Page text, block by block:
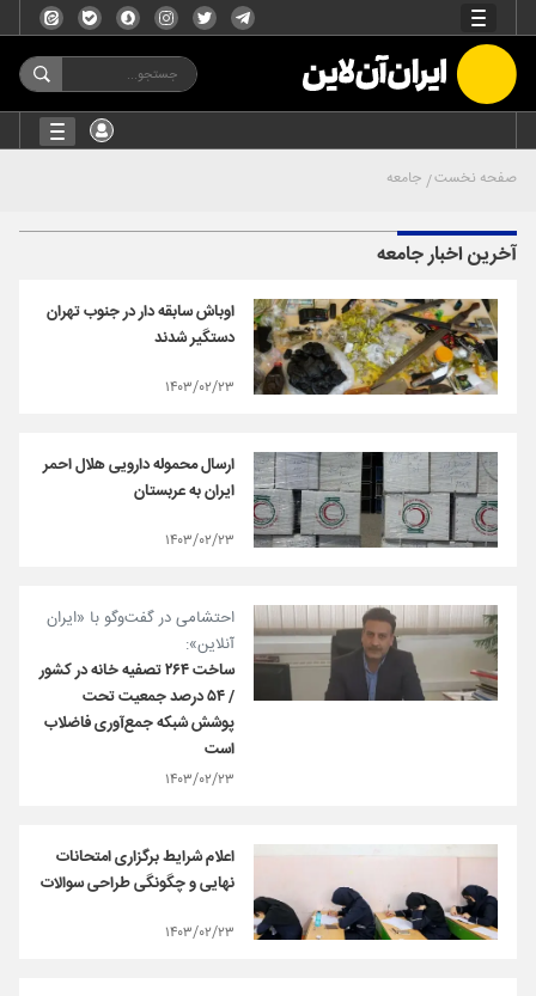
صفحه نخست جامعه
آخرین اخبار جامعه
اوباش سابقه دار در جنوب تهران
دستگیر شدند
۱۴۰۳/۰۲/۲۳
ارسال محموله دارویی هلال احمر
ایران به عربستان
۱۴۰۳/۰۲/۲۳
احتشامی در گفت‌وگو با «ایران
آنلاین»:
ساخت ۲۶۴ تصفیه خانه در کشور
/ ۵۴ درصد جمعیت تحت
پوشش شبکه جمع‌آوری فاضلاب
است
۱۴۰۳/۰۲/۲۳
اعلام شرایط برگزاری امتحانات
نهایی و چگونگی طراحی سوالات
۱۴۰۳/۰۲/۲۳